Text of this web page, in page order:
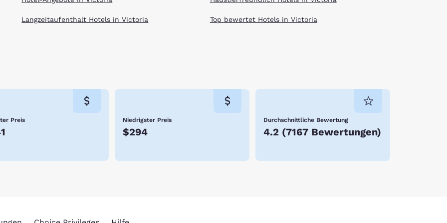
Langzeitaufenthalt Hotels in Victoria Top bewertet Hotels in Victoria
Preis Niedrigster Preis
$294
Durchschnittliche Bewertung
4.2 (7167 Bewertungen)